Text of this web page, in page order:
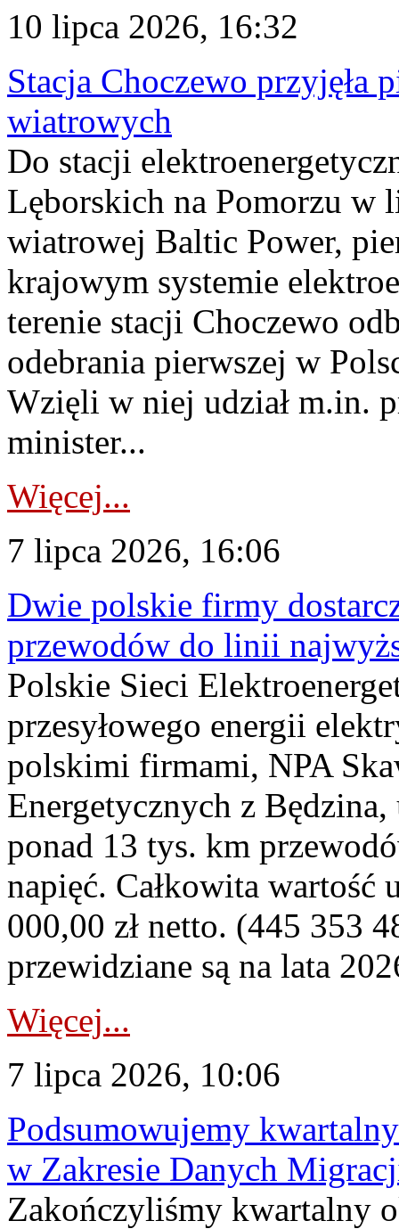
10 lipca 2026, 16:32
Stacja Choczewo przyjęła
wiatrowych
Do stacji
Lęborskich na Pomorzu w
wiatrowej Baltic Power,
krajowym systemie
terenie stacji Choczewo
odebrania pierwszej w
Wzięli w niej udział m.in.
minister...
Więcej...
7 lipca 2026, 16:06
Dwie polskie firmy
przewodów do linii
Polskie Sieci
przesyłowego energii
polskimi firmami, NPA
Energetycznych z
ponad 13 tys. km
napięć. Całkowita
000,00 zł netto. (445 353
przewidziane są na lata
Więcej...
7 lipca 2026, 10:06
Podsumowujemy
w Zakresie Danych
Zakończyliśmy kwartalny